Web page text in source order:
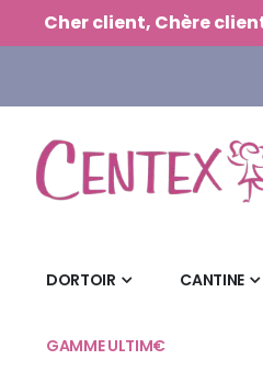
Cher client, Chère
DORTOIR CANTINE
GAMME ULTIM€
Panneau de gestion des cookies